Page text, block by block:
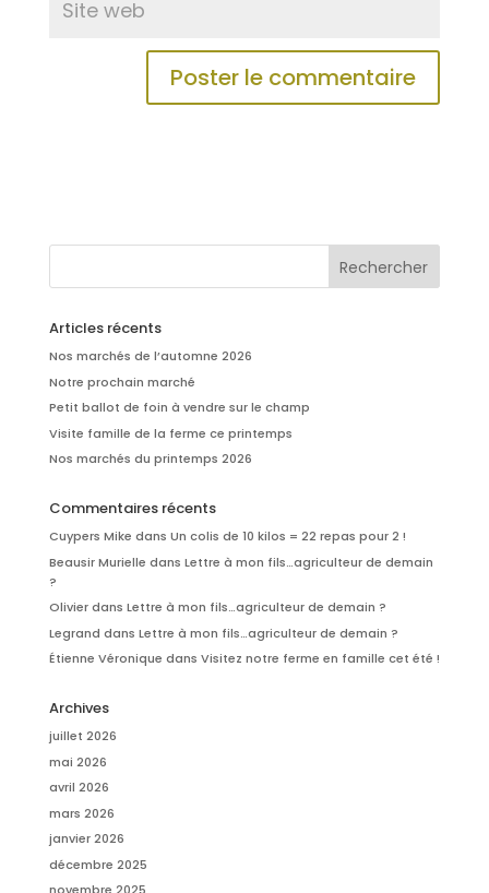
Articles récents
Nos marchés de l’automne 2026
Notre prochain marché
Petit ballot de foin à vendre sur le champ
Visite famille de la ferme ce printemps
Nos marchés du printemps 2026
Commentaires récents
Cuypers Mike dans Un colis de 10 kilos = 22 repas pour 2 !
Beausir Murielle dans Lettre à mon fils…agriculteur de demain
?
Olivierdans Lettre à mon fils…agriculteur de demain ?
Legrand dans Lettre à mon fils…agriculteur de demain ?
Étienne Véronique dans Visitez notre ferme en famille cet été !
Archives
juillet 2026
mai 2026
avril 2026
mars 2026
janvier 2026
décembre 2025